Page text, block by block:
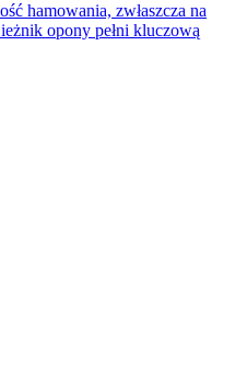
hamowania, zwłaszcza na
opony pełni kluczową